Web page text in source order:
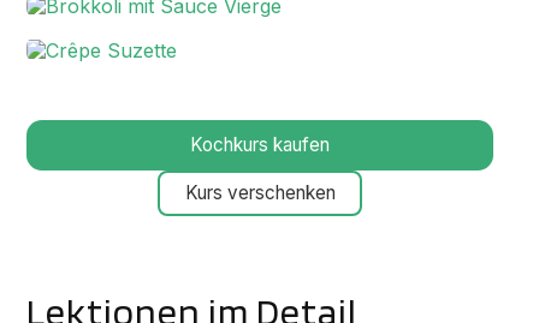
Kochkurs kaufen
Kurs verschenken
Lektionen im Detail